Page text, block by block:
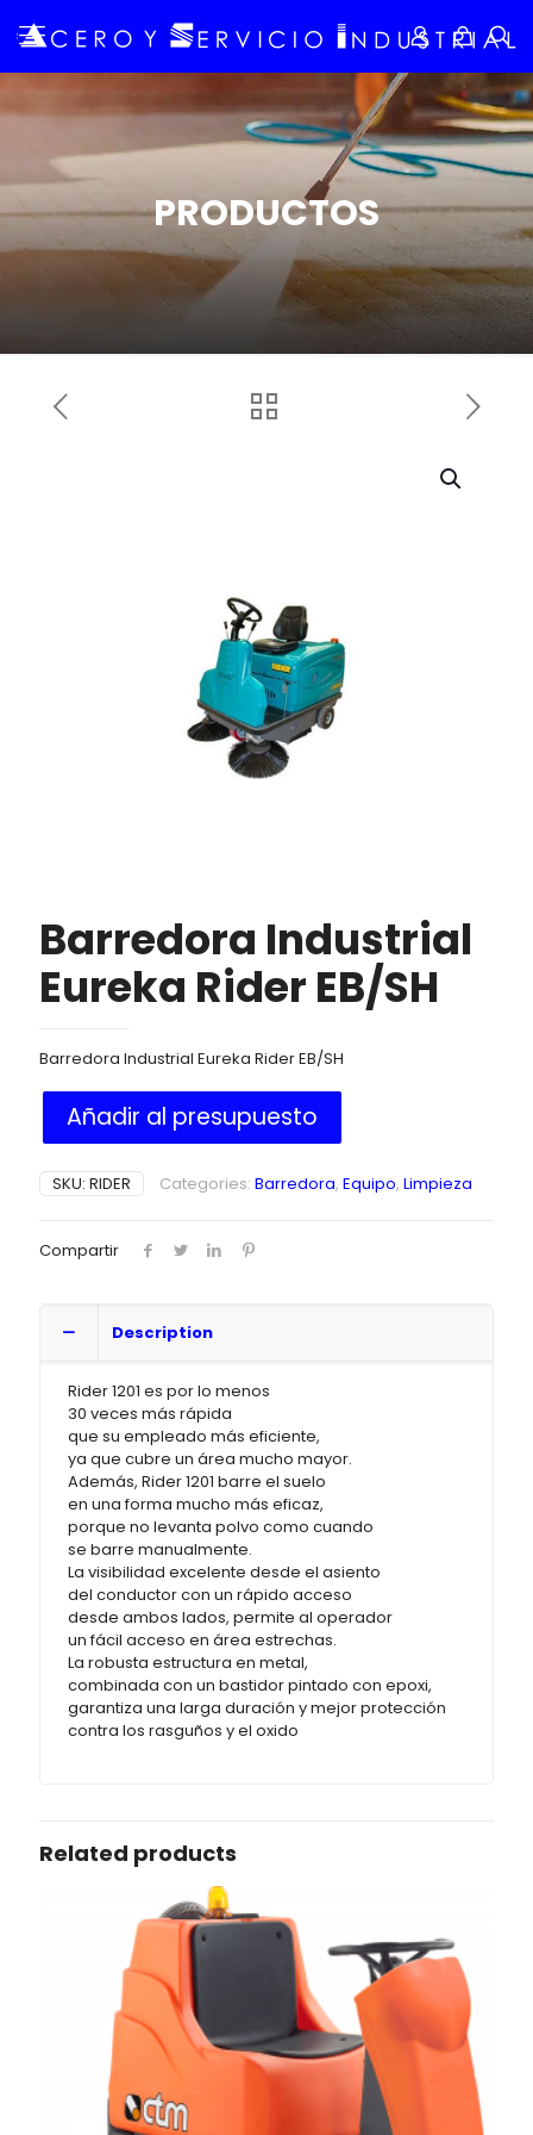
PRODUCTOS
Barredora Industrial
Eureka Rider EB/SH
Barredora Industrial Eureka Rider EB/SH
Añadir al presupuesto
SKU: RIDER Categories: Barredora, Equipo, Limpieza
Compartir
Description
Rider 1201 es por lo menos
30 veces más rápida
que su empleado más eficiente,
ya que cubre un área mucho mayor.
Además, Rider 1201 barre el suelo
en una forma mucho más eficaz,
porque no levanta polvo como cuando
se barre manualmente.
La visibilidad excelente desde el asiento
del conductor con un rápido acceso
desde ambos lados, permite al operador
un fácil acceso en área estrechas.
La robusta estructura en metal,
combinada con un bastidor pintado con epoxi,
garantiza una larga duración y mejor protección
contra los rasguños y el oxido
Related products